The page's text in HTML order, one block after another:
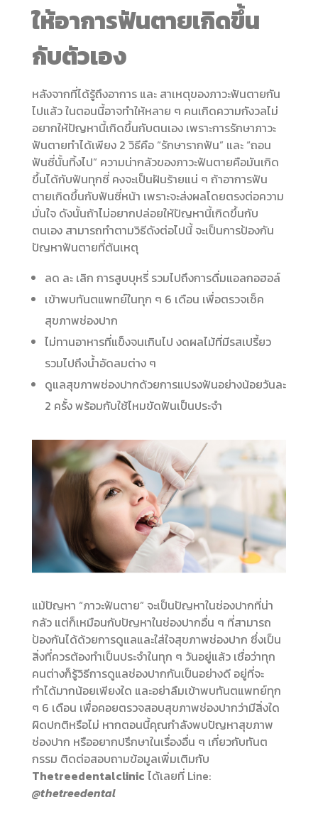
ให้อาการฟันตายเกิดขึ้น
กับตัวเอง
หลังจากที่ได้รู้ถึงอาการ และ สาเหตุของภาวะฟันตายกัน
ไปแล้ว ในตอนนี้อาจทำให้หลาย ๆ คนเกิดความกังวลไม่
อยากให้ปัญหานี้เกิดขึ้นกับตนเอง เพราะการรักษาภาวะ
ฟันตายทำได้เพียง 2 วิธีคือ “รักษารากฟัน” และ “ถอน
ฟันซี่นั้นทิ้งไป” ความน่ากลัวของภาวะฟันตายคือมันเกิด
ขึ้นได้กับฟันทุกซี่ คงจะเป็นฝันร้ายแน่ ๆ ถ้าอาการฟัน
ตายเกิดขึ้นกับฟันซี่หน้า เพราะจะส่งผลโดยตรงต่อความ
มั่นใจ ดังนั้นถ้าไม่อยากปล่อยให้ปัญหานี้เกิดขึ้นกับ
ตนเอง สามารถทำตามวิธีดังต่อไปนี้ จะเป็นการป้องกัน
ปัญหาฟันตายที่ต้นเหตุ
ลด ละ เลิก การสูบบุหรี่ รวมไปถึงการดื่มแอลกอฮอล์
เข้าพบทันตแพทย์ในทุก ๆ 6 เดือน เพื่อตรวจเช็ค
สุขภาพช่องปาก
ไม่ทานอาหารที่แข็งจนเกินไป งดผลไม้ที่มีรสเปรี้ยว
รวมไปถึงน้ำอัดลมต่าง ๆ
ดูแลสุขภาพช่องปากด้วยการแปรงฟันอย่างน้อยวันละ
2 ครั้ง พร้อมกับใช้ไหมขัดฟันเป็นประจำ
แม้ปัญหา “ภาวะฟันตาย” จะเป็นปัญหาในช่องปากที่น่า
กลัว แต่ก็เหมือนกับปัญหาในช่องปากอื่น ๆ ที่สามารถ
ป้องกันได้ด้วยการดูแลและใส่ใจสุขภาพช่องปาก ซึ่งเป็น
สิ่งที่ควรต้องทำเป็นประจำในทุก ๆ วันอยู่แล้ว เชื่อว่าทุก
คนต่างก็รู้วิธีการดูแลช่องปากกันเป็นอย่างดี อยู่ที่จะ
ทำได้มากน้อยเพียงใด และอย่าลืมเข้าพบทันตแพทย์ทุก
ๆ 6 เดือน เพื่อคอยตรวจสอบสุขภาพช่องปากว่ามีสิ่งใด
ผิดปกติหรือไม่ หากตอนนี้คุณกำลังพบปัญหาสุขภาพ
ช่องปาก หรืออยากปรึกษาในเรื่องอื่น ๆ เกี่ยวกับทันต
กรรม ติดต่อสอบถามข้อมูลเพิ่มเติมกับ
Thetreedentalclinic ได้เลยที่ Line:
@thetreedental